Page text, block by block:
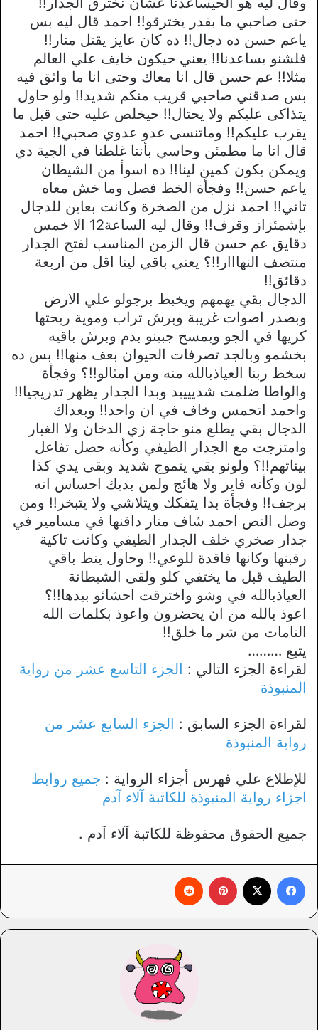
حتى صاحبي ما بقدر يخترقو!! احمد قال ليه بس
ياعم حسن ده دجال!! ده كان عايز يقتل منار!!
فلشنو يساعدنا!! يعني حيكون خايف علي العالم
مثلا!! عم حسن قال انا معاك وحتى انا ما واثق فيه
بس صدقني صاحبي قريب منكم شديد!! ولو حاول
يتذاكى عليكم ولا يحتال!! حيخلص عليه حتى قبل ما
يقرب عليكم!! وماتنسى عدو عدوي صحبي!! احمد
قال انا ما مطمئن وحاسي بأننا غلطنا في الجية دي
ويمكن يكون كمين لينا!! ده اسوأ من الشيطان
ياعم حسن!! وفجأة الخط فصل وما خش معاه
تاني!! احمد نزل من الصخرة وكانت بعاين للدجال
بإشمئزاز وقرف!! وقال ليه الساعة12 الا خمس
دقايق عم حسن قال الزمن المناسب لفتح الجدار
منتصف النهااار!!؟ يعني باقي لينا اقل من اربعة
دقائق!!
الدجال بقي يهمهم ويخبط برجولو علي الارض
وبصدر اصوات غريبة وبرش تراب وموية ريحتها
كريها في الجو وبمسح جبينو بدم وبرش باقيه
بخشمو وبالجد تصرفات الحيوان بعف منها!! بس ده
سخط ربنا العياذبالله منه ومن امثالو!!؟ وفجأة
والواطا ضلمت شدييييد وبدا الجدار يظهر تدريجيا!!
واحمد اتحمس وخاف في ان واحد!! وبعداك
الدجال بقي يطلع منو حاجة زي الدخان ولا الغبار
وامتزجت مع الجدار الطيفي وكأنه حصل تفاعل
بيناتهم!!؟ ولونو بقي يتموج شديد وبقى يدي كذا
لون وكأنه فاير ولا هائج ولمن بديك احساس انه
برجف!! وفجأة بدا يتفكك ويتلاشي ولا يتبخر!! ومن
وصل النص احمد شاف منار داقنها في مسامير في
جدار صخري خلف الجدار الطيفي وكانت تاكية
رقبتها وكانها فاقدة للوعي!! وحاول ينط باقي
الطيف قبل ما يختفي كلو ولقى الشيطانة
العياذبالله في وشو واخترقت احشائو بيدها!!؟
اعوذ بالله من ان يحضرون واعوذ بكلمات الله
التامات من شر ما خلق!!
يتبع ………
لقراءة الجزء التالي : الجزء التاسع عشر من رواية
المنبوذة
لقراءة الجزء السابق : الجزء السابع عشر من
رواية المنبوذة
للإطلاع علي فهرس أجزاء الرواية : جميع روابط
اجزاء رواية المنبوذة للكاتبة آلاء آدم
جميع الحقوق محفوظة للكاتبة آلاء آدم .